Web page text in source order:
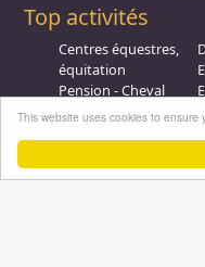
This website uses cookies to
Top activités
Centres équestres,
équitation
Pension - Cheval
Ecurie de
Pension - Poney